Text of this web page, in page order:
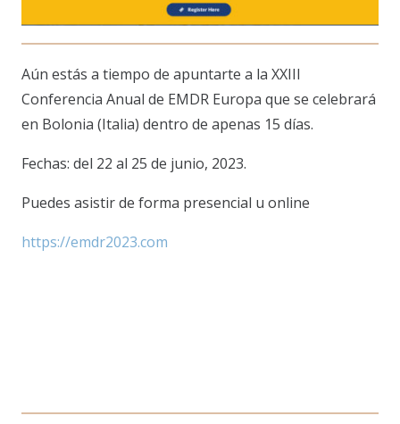
Aún estás a tiempo de apuntarte a la XXIII
Conferencia Anual de EMDR Europa que se celebrará
en Bolonia (Italia) dentro de apenas 15 días.
Fechas: del 22 al 25 de junio, 2023.
Puedes asistir de forma presencial u online
https://emdr2023.com